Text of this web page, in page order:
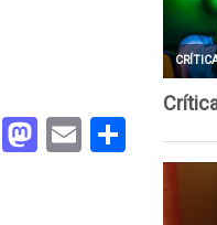
Facebook
Mastodon
EmailShare